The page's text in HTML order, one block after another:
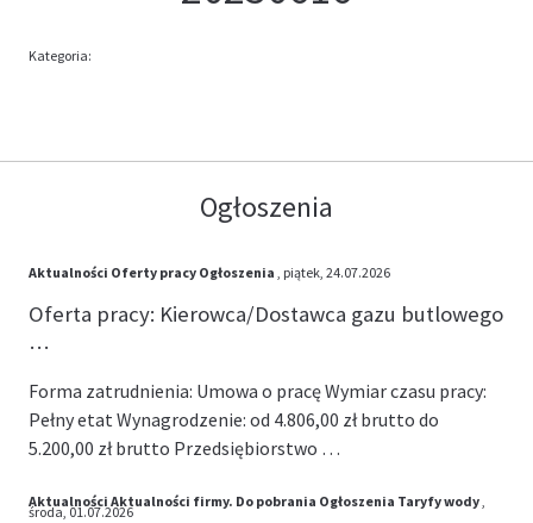
Kategoria:
Ogłoszenia
Aktualności Oferty pracy Ogłoszenia , piątek, 24.07.2026
Oferta pracy: Kierowca/Dostawca gazu butlowego
…
Forma zatrudnienia: Umowa o pracę Wymiar czasu pracy:
Pełny etat Wynagrodzenie: od 4.806,00 zł brutto do
5.200,00 zł brutto Przedsiębiorstwo …
Aktualności Aktualności firmy. Do pobrania Ogłoszenia Taryfy wody,
środa, 01.07.2026